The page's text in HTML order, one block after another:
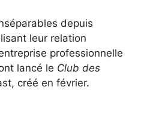
depuis
leur relation
professionnelle
lancé le Club des
créé en février.